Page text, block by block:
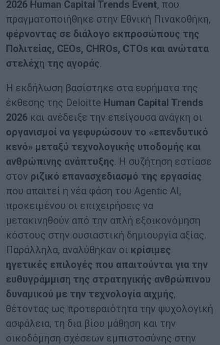
2026 Human Capital Trends Event, που
πραγματοποιήθηκε στην Εθνική Πινακοθήκη,
φέρνοντας σε διάλογο εκπροσώπους της
Πολιτείας, CEOs, CHROs, CTOs και ανώτατα
στελέχη της αγοράς.
Η εκδήλωση βασίστηκε στα ευρήματα της
έκθεσης της Deloitte Human Capital Trends
2026 και ανέδειξε την επείγουσα ανάγκη οι
οργανισμοί να γεφυρώσουν το «επενδυτικό
κενό» μεταξύ τεχνολογικής υποδομής και
ανθρώπινης ανάπτυξης. Η συζήτηση εστίασε
στον ριζικό επανασχεδιασμό της εργασίας
που απαιτεί η νέα φάση του Agentic AI,
προκειμένου οι επιχειρήσεις να
μετακινηθούν από την απλή εξοικονόμηση
κόστους στην ουσιαστική δημιουργία αξίας.
Παράλληλα, αναλύθηκαν οι κρίσιμες
ηγετικές επιλογές που απαιτούνται για την
ευθυγράμμιση της στρατηγικής ανθρώπινου
δυναμικού με την τεχνολογία αιχμής,
θέτοντας ως προτεραιότητα την ψυχολογική
ασφάλεια, τη δια βίου μάθηση και την
οικοδόμηση σχέσεων εμπιστοσύνης στην